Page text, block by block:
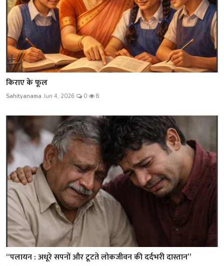
किराए के फूल
Sahityanama Jun 4, 2026 0 8
“पलायन : अधूरे सपनों और टूटते लोकजीवन की दर्दभरी दास्तान”